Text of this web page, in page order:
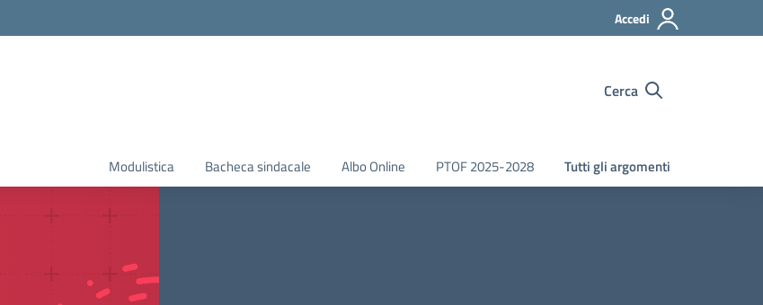
Accedi
Cerca
Modulistica Bacheca sindacale Albo Online PTOF 2025-2028 Tutti gli argomenti